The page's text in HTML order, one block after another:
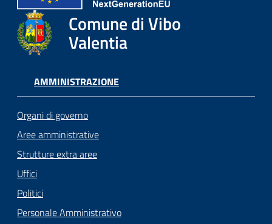
Comune di Vibo
Valentia
AMMINISTRAZIONE
Organi di governo
Aree amministrative
Strutture extra aree
Uffici
Politici
Personale Amministrativo